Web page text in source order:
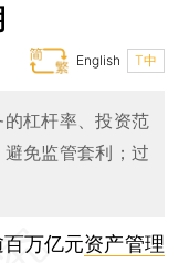
T中
English
杠杆率、投资范
免监管套利；过
百万亿元资产管理